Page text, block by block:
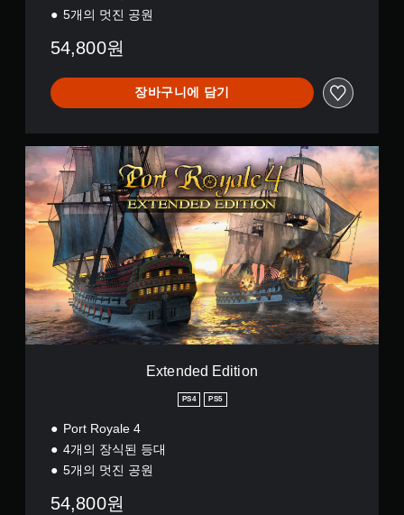
5개의 멋진 공원
54,800원
장바구니에 담기
E
x
t
e
n
d
E
d
i
t
i
Extended Edition
PS4 PS5
Port Royale 4
4개의 장식된 등대
5개의 멋진 공원
54,800원